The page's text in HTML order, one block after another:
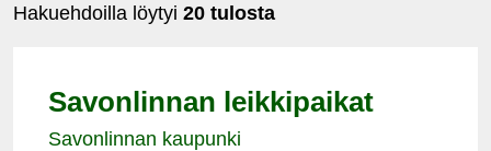
Hakuehdoilla löytyi 20 tulosta
Savonlinnan leikkipaikat
Savonlinnan kaupunki